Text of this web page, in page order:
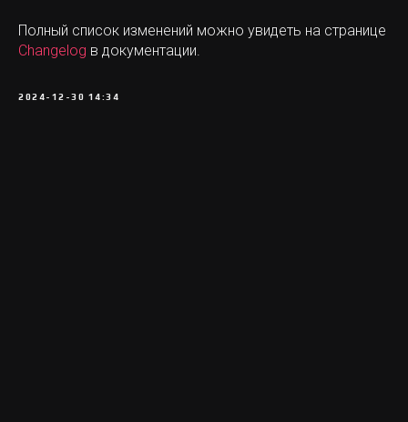
Полный список изменений можно увидеть на странице
Changelog в документации.
2024-12-30 14:34